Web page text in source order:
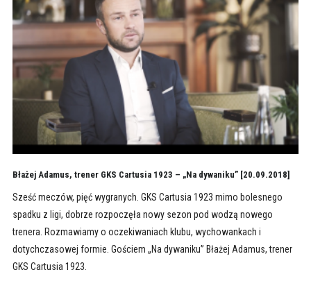
Błażej Adamus, trener GKS Cartusia 1923 – „Na dywaniku” [20.09.2018]
Sześć meczów, pięć wygranych. GKS Cartusia 1923 mimo bolesnego
spadku z ligi, dobrze rozpoczęła nowy sezon pod wodzą nowego
trenera. Rozmawiamy o oczekiwaniach klubu, wychowankach i
dotychczasowej formie. Gościem „Na dywaniku” Błażej Adamus, trener
GKS Cartusia 1923.